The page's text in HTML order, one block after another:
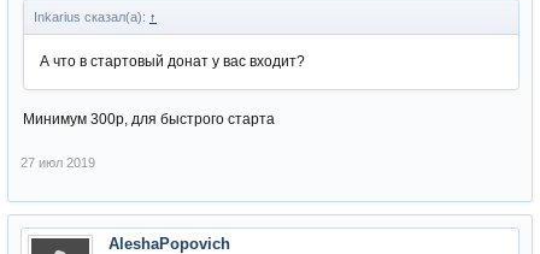
Inkarius сказал(а): ↑
А что в стартовый донат у вас входит?
Минимум 300р, для быстрого старта
27 июл 2019
AleshaPopovich